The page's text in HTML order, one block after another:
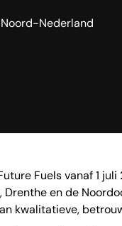
Nederland
Fuels vanaf 1
Drenthe en de
kwalitatieve,